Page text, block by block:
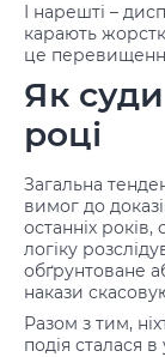
І нарешті –
карають
це
Як
році
Загальна
вимог до
останніх
логіку
обґрунтоване
накази
Разом з тим,
подія сталася